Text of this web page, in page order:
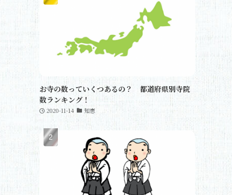
お寺の数っていくつあるの？ 都道府県別寺院
数ランキング！
2020-11-14 知恵